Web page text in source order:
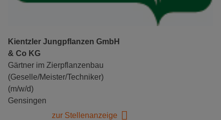
Kientzler Jungpflanzen GmbH
& Co KG
Gärtner im Zierpflanzenbau
(Geselle/Meister/Techniker)
(m/w/d)
Gensingen
zur Stellenanzeige